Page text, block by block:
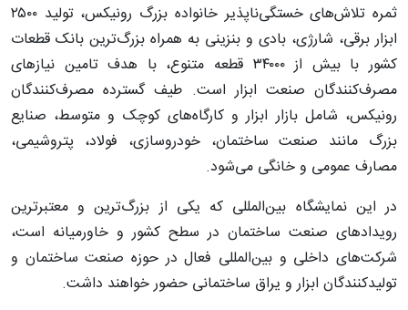
ثمره تلاش‌های خستگی‌ناپذیر خانواده بزرگ رونیکس، تولید ۲۵۰۰
ابزار برقی، شارژی، بادی و بنزینی به همراه بزرگ‌ترین بانک قطعات
کشور با بیش از ۳۴۰۰۰ قطعه متنوع، با هدف تامین نیازهای
مصرف‌کنندگان صنعت ابزار است. طیف گسترده مصرف‌کنندگان
رونیکس، شامل بازار ابزار و کارگاه‌های کوچک و متوسط، صنایع
بزرگ مانند صنعت ساختمان، خودروسازی، فولاد، پتروشیمی،
مصارف عمومی و خانگی می‌شود.
در این نمایشگاه بین‌المللی که یکی از بزرگ‌ترین و معتبرترین
رویدادهای صنعت ساختمان در سطح کشور و خاورمیانه است،
شرکت‌های داخلی و بین‌المللی فعال در حوزه صنعت ساختمان و
تولیدکنندگان ابزار و یراق ساختمانی حضور خواهند داشت.